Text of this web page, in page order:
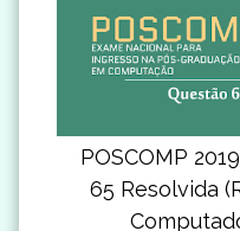
POSCOMP
65 Resolvida